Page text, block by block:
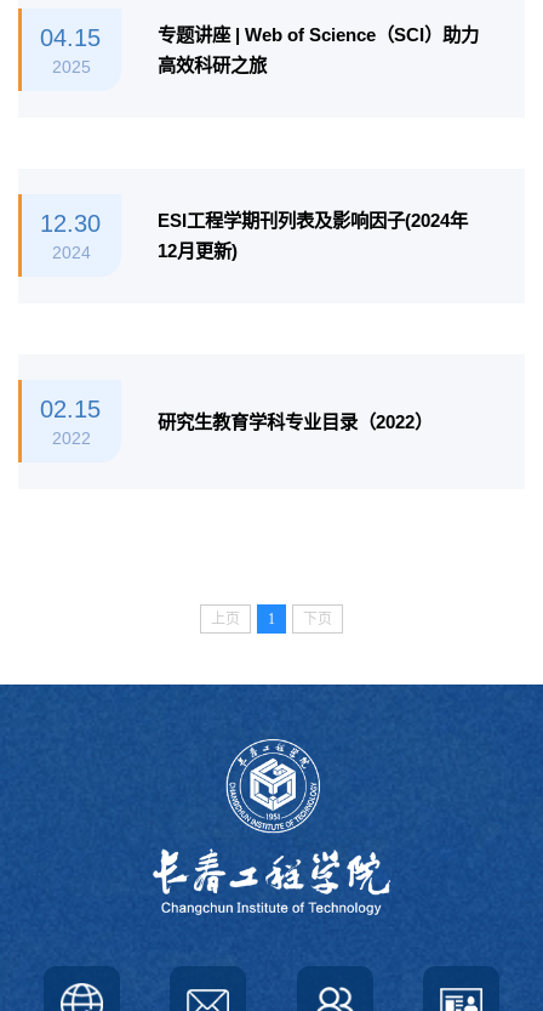
04.15
2025
专题讲座 | Web of Science（SCI）助力
高效科研之旅
12.30
2024
ESI工程学期刊列表及影响因子(2024年
12月更新)
02.15
2022
研究生教育学科专业目录（2022）
上页 1 下页